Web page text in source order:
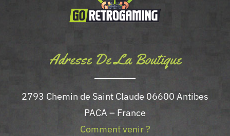
Adresse De La Boutique
2793 Chemin de Saint Claude 06600 Antibes
PACA – France
Comment venir ?